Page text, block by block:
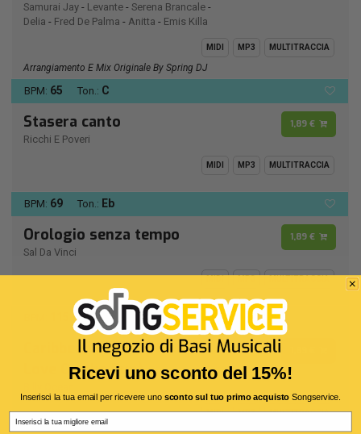
Samurai Jay - Levante - Serena Brancale -
Delia - Fred De Palma - Anitta - Emis Killa
MIDI MP3 MULTITRACCIA
Arrangiamento E Mix Originale By Spring DJ
BPM: 65 Ton.: C
Stasera canto
Ricchi E Poveri
1,89 €
MIDI MP3 MULTITRACCIA
BPM: 69 Ton.: Eb
Orologio senza tempo
Sal Da Vinci
1,89 €
MIDI MP3 MULTITRACCIA
Ton.: D -
Caribbean Queen (No More
Love On the Run)
MIDI MP3 MULTITRACCIA
Ricevi uno sconto del 15%!
Inserisci la tua email per ricevere uno sconto sul tuo primo acquistoSongservice.